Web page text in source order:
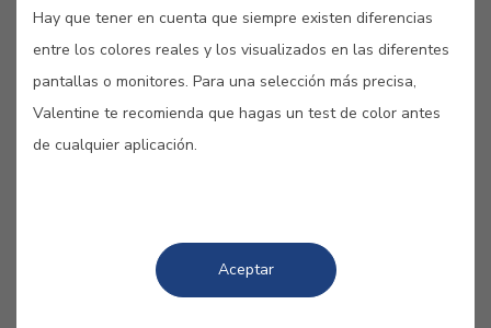
Un blanco con la suavidad y la
transparencia de las nubes que
salpican el cielo.
Hay que tener en cuenta que siempre existen diferencias
entre los colores reales y los visualizados en las diferentes
pantallas o monitores. Para una selección más precisa,
Valentine te recomienda que hagas un test de color antes
de cualquier aplicación.
Aceptar